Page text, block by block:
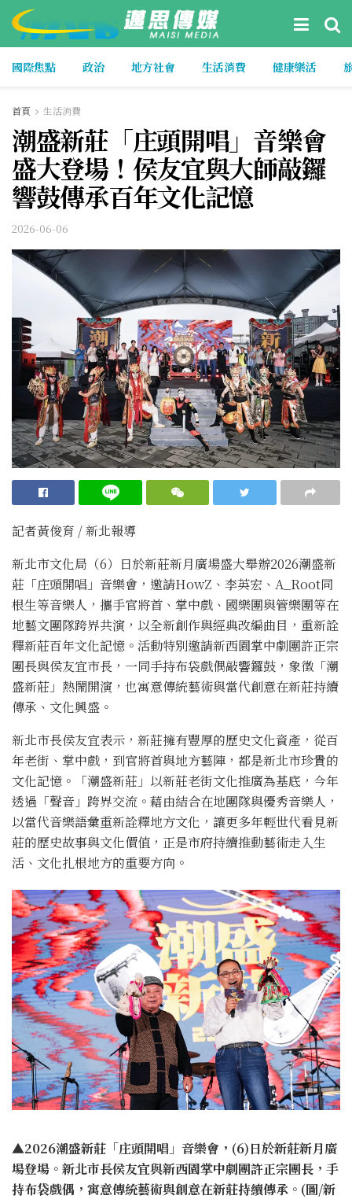
國際焦點 政治 地方社會 生活消費 健康樂活
首頁 生活消費
潮盛新莊「庄頭開唱」音樂會
盛大登場！侯友宜與大師敲鑼
響鼓傳承百年文化記憶
2026-06-06
記者黃俊育 / 新北報導
新北市文化局（6）日於新莊新月廣場盛大舉辦2026潮盛新
莊「庄頭開唱」音樂會，邀請HowZ、李英宏、A_Root同
根生等音樂人，攜手官將首、掌中戲、國樂團與管樂團等在
地藝文團隊跨界共演，以全新創作與經典改編曲目，重新詮
釋新莊百年文化記憶。活動特別邀請新西園掌中劇團許正宗
團長與侯友宜市長，一同手持布袋戲偶敲響鑼鼓，象徵「潮
盛新莊」熱鬧開演，也寓意傳統藝術與當代創意在新莊持續
傳承、文化興盛。
新北市長侯友宜表示，新莊擁有豐厚的歷史文化資產，從百
年老街、掌中戲，到官將首與地方藝陣，都是新北市珍貴的
文化記憶。「潮盛新莊」以新莊老街文化推廣為基底，今年
透過「聲音」跨界交流。藉由結合在地團隊與優秀音樂人，
以當代音樂語彙重新詮釋地方文化，讓更多年輕世代看見新
莊的歷史故事與文化價值，正是市府持續推動藝術走入生
活、文化扎根地方的重要方向。
▲2026潮盛新莊「庄頭開唱」音樂會，(6)日於新莊新月廣
場登場。新北市長侯友宜與新西園掌中劇團許正宗團長，手
持布袋戲偶，寓意傳統藝術與創意在新莊持續傳承。(圖/新